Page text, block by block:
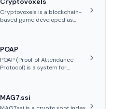
digital assets.
Cryptovoxels is a blockchain-
based game developed as
POAP
POAP (Proof of Attendance
Protocol) is a system for
verifiable proof of attendance
at vir...
MAG7.ssi